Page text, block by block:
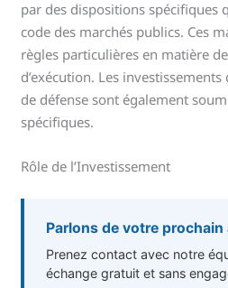
par des dispositions spécifiques
code des marchés publics. Ces
règles particulières en matière
d’exécution. Les
de défense sont également
spécifiques.
Rôle de l’Investissement
Parlons de votre
Prenez contact avec notre
échange gratuit et sans